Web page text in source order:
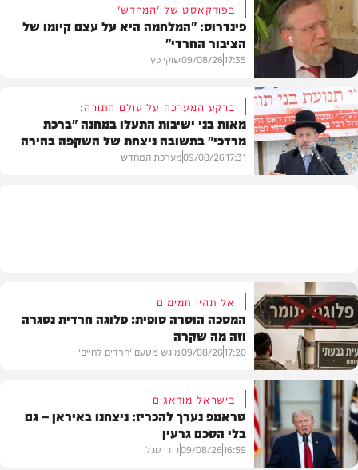
בית המדרש
פוליטי
בפודקאסט של 'המחדש'
פינדרוס: "המלחמה היא על עצם קיומו של
הציבור החרדי"
17:35
09/08/26שוקי כץ
ברקע המערכה על עולם התורה:
מאות בני ישיבות התעלו במחנה "ברכת
מרדכי" בתשובה ניצחת של השקפה בהירה
17:31
09/08/26מערכת המחדש
דעות
אל תהיו תמימים
המסכה הוסרה סופית: פלוגה חרדית נסגרה
וזה מה שקרה
17:20
09/08/26מוגש מטעם 'חרדים לחיים'
בישראל מודאגים
טראמפ נערך להכריז: ניצחנו באיראן – גם
בלי הסכם גרעין
16:59
09/08/26דודי סגל